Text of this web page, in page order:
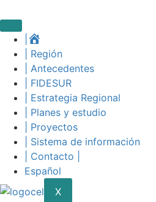
to
content
| Región
| Antecedentes
| FIDESUR
| Estrategia Regional
| Planes y estudio
| Proyectos
| Sistema de información
| Contacto |
Español
X